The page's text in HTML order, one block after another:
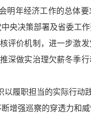
明年经济工作的总体
央决策部署及省委工
评价机制，进一步激
深做实治理欠薪冬季
履职担当的实际行动
增强巡察的穿透力和